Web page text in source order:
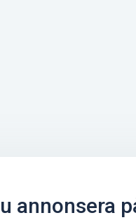
annonsera